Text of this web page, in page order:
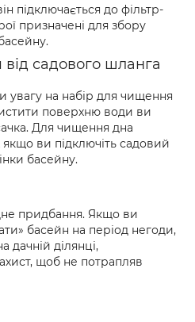
підключається до фільтр-
призначені для збору
садового шланга
на набір для чищення
поверхню води ви
Для чищення дна
ви підключіть садовий
басейну.
придбання. Якщо ви
басейн на період негоди,
дачній ділянці,
щоб не потрапляв